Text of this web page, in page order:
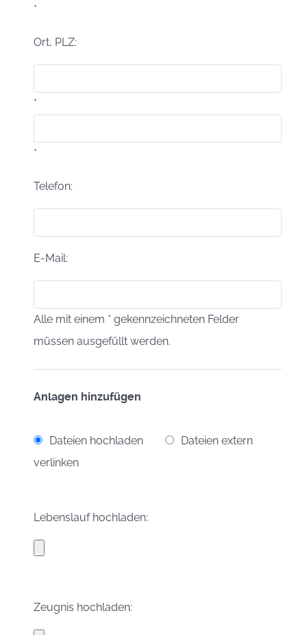
*
Ort, PLZ:
*
*
Telefon:
E-Mail:
Alle mit einem * gekennzeichneten Felder
müssen ausgefüllt werden.
Anlagen hinzufügen
Dateien hochladen
Dateien extern
verlinken
Lebenslauf hochladen:
Zeugnis hochladen: